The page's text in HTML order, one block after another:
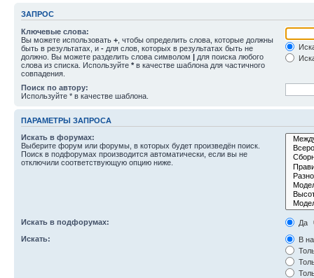
ЗАПРОС
Ключевые слова:
Вы можете использовать + , чтобы определить слова, которые должны
быть в результатах, и - для слов, которых в результатах быть не
должно. Вы можете разделить слова символом | для поиска любого
слова из списка. Используйте * в качестве шаблона для частичного
совпадения.
Поиск по автору:
Используйте * в качестве шаблона.
ПАРАМЕТРЫ ЗАПРОСА
Искать в форумах:
Выберите форум или форумы, в которых будет произведён поиск.
Поиск в подфорумах производится автоматически, если вы не
отключили соответствующую опцию ниже.
Искать в подфорумах:
Да
Искать:
В